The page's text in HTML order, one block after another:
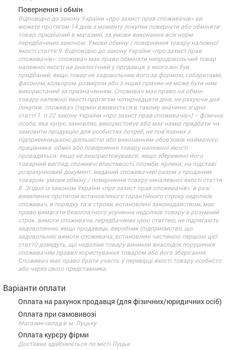
Повернення і обмін
Відповідно до закону України «про захист прав споживачів» ви
можете протягом 14 днів з моменту покупки повернути або обміняти
товар, придбаний в магазині, за умови виконання всіх норм
передбачених законом. Умови обміну / повернення товару належної
якості стаття 9. Відповідно до закону України «про захист прав
споживачів»: споживач має право обміняти непродовольчий товар
належної якості на аналогічний у продавця, у якого він був
придбаний, якщо товар не задовольнив його за формою, габаритами,
фасоном, кольором, розміром або з інших причин не може бути ним
використаний за призначенням. Споживач має право на обмін
товару належної якості протягом чотирнадцяти днів, не рахуючи дня
покупки. споживач (термін вживається в такому значенні згідно
статті 1. п.22 закону України «про захист прав споживачів») – фізична
особа, яка купує, замовляє, використовує або має намір придбати чи
замовити продукцію для особистих потреб, не пов’язаних з
підприємницькою діяльністю або виконанням обов’язків найманого
працівника. обмін або повернення товару належної якості
провадиться: якщо не використовувався; якщо збережено його
товарний вигляд, споживчі властивості, пломби, ярлики; на підставі
розрахунковий документ, виданий споживачеві разом з проданим
товаром. умови обміну / повернення товару неналежної якості стаття
8. Згідно із законом України «про захист прав споживачів»: в разі
виявлення протягом встановленого гарантійного строку недоліків
споживач, в порядку та в строки, встановлені законодавством, має
право вимагати безоплатного усунення недоліків товару в розумний
строк. вимоги споживача, передбачених цією статтею, не підлягають
задоволенню, якщо продавець, виробник (підприємство, що
задовольняє вимоги споживача, встановлені частиною першою цієї
статті) доведуть, що недоліки товару виникли внаслідок порушення
споживачем правил користування товаром або його зберігання.
Споживач має право брати участь у перевірці якості товару особисто
або через свого представника.
Варіанти оплати
Оплата на рахунок продавця (для фізичних/юридичних осіб)
Оплата при самовивозі
Магазин-склад в м. Луцьку
Оплата курєру фірми
Доставка здійснюється по місті Луцьк